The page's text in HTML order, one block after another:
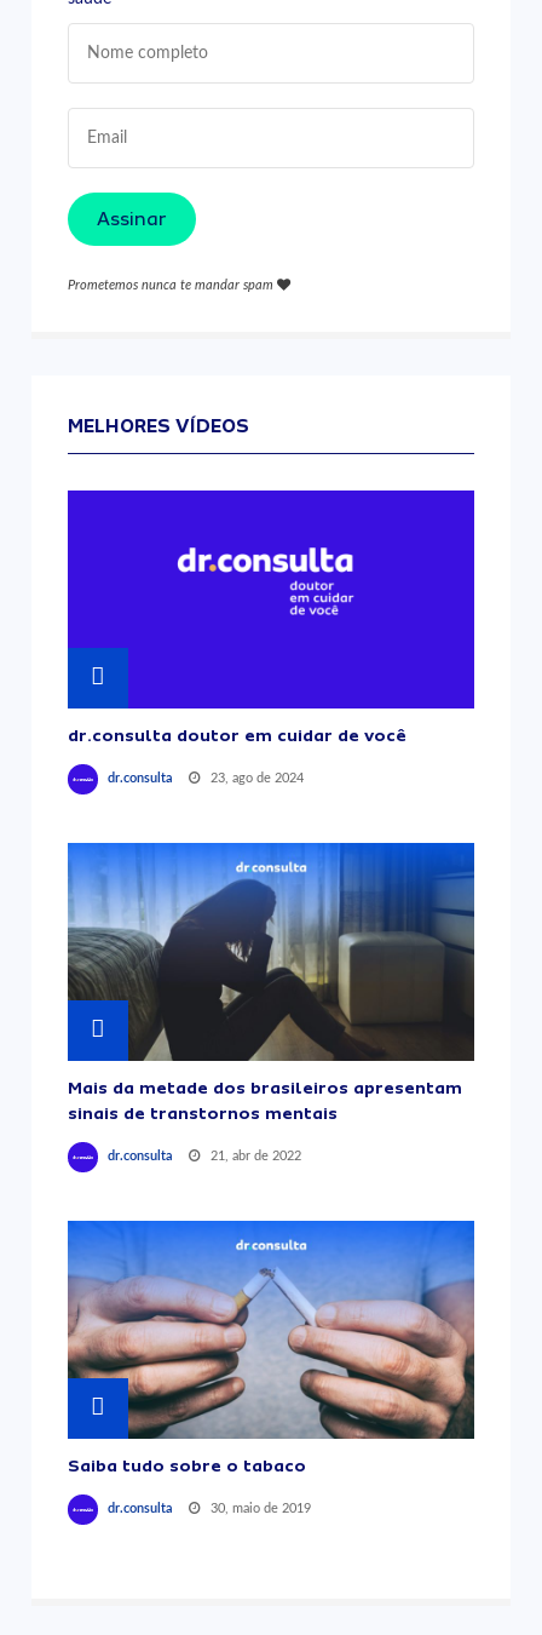
Assinar
Prometemos nunca te mandar spam
MELHORES VÍDEOS
dr.consulta doutor em cuidar de você
dr.consulta 23, ago de 2024
Mais da metade dos brasileiros apresentam
sinais de transtornos mentais
dr.consulta 21, abr de 2022
Saiba tudo sobre o tabaco
dr.consulta 30, maio de 2019